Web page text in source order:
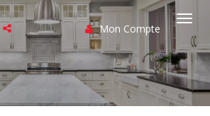
Mon Compte
la